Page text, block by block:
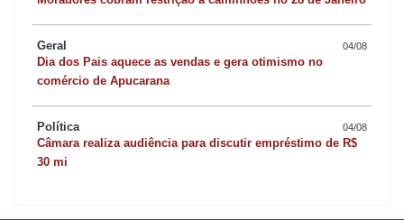
de fala e mobilidade, necessita de cuidados constantes. A
professora destacou que o objetivo é angariar diferentes tipos de
recursos para garantir mais qualidade de vida à família.
“As pessoas podem doar em dinheiro ou itens, porque eles
precisam dessa ajuda. O seu João também precisa de uma
Geral 04/08
Dia dos Pais aquece as vendas e gera otimismo no
comércio de Apucarana
Política 04/08
Câmara realiza audiência para discutir empréstimo de R$
30 mi